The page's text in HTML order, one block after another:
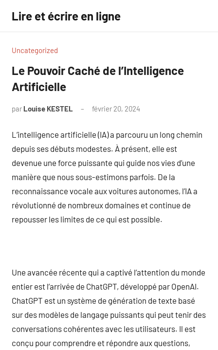
contenu
Lire et écrire en ligne
Uncategorized
Le Pouvoir Caché de l’Intelligence
Artificielle
par Louise KESTEL février 20, 2024
L’intelligence artificielle (IA) a parcouru un long chemin
depuis ses débuts modestes. À présent, elle est
devenue une force puissante qui guide nos vies d’une
manière que nous sous-estimons parfois. De la
reconnaissance vocale aux voitures autonomes, l’IA a
révolutionné de nombreux domaines et continue de
repousser les limites de ce qui est possible.
Une avancée récente qui a captivé l’attention du monde
entier est l’arrivée de ChatGPT, développé par OpenAI.
ChatGPT est un système de génération de texte basé
sur des modèles de langage puissants qui peut tenir des
conversations cohérentes avec les utilisateurs. Il est
conçu pour comprendre et répondre aux questions,